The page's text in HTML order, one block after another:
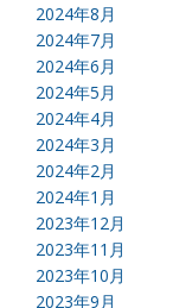
2024年8月
2024年7月
2024年6月
2024年5月
2024年4月
2024年3月
2024年2月
2024年1月
2023年12月
2023年11月
2023年10月
2023年9月